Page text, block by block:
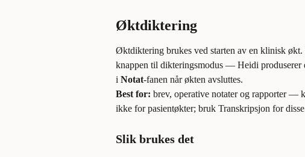
Øktdiktering
Øktdiktering brukes ved starten av en klinisk
knappen til dikteringsmodus — Heidi produserer
i Notat-fanen når økten avsluttes.
Best for: brev, operative notater og rapporter —
ikke for pasientøkter; bruk Transkripsjon for
Slik brukes det